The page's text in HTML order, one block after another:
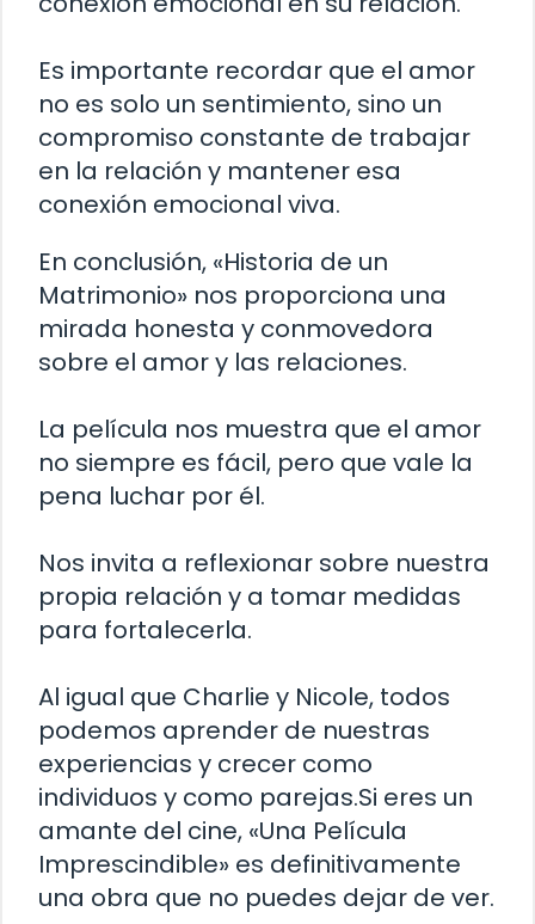
Es importante recordar que el amor
no es solo un sentimiento, sino un
compromiso constante de trabajar
en la relación y mantener esa
conexión emocional viva.
En conclusión, «Historia de un
Matrimonio» nos proporciona una
mirada honesta y conmovedora
sobre el amor y las relaciones.
La película nos muestra que el amor
no siempre es fácil, pero que vale la
pena luchar por él.
Nos invita a reflexionar sobre nuestra
propia relación y a tomar medidas
para fortalecerla.
Al igual que Charlie y Nicole, todos
podemos aprender de nuestras
experiencias y crecer como
individuos y como parejas.Si eres un
amante del cine, «Una Película
Imprescindible» es definitivamente
una obra que no puedes dejar de ver.